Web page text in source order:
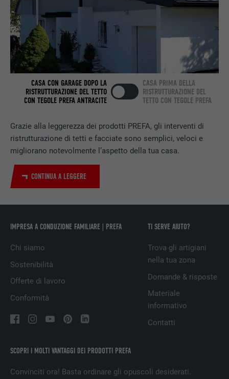
Grazie alla leggerezza dei prodotti PREFA, gli interventi di
ristrutturazione di tetti e facciate sono semplici, veloci e
migliorano notevolmente l’aspetto della tua casa.
CONTINUA A LEGGERE
CASA CON GARAGE DOPO LA
RISTRUTTURAZIONE DEL TETTO
CON TEGOLE PREFA ANTRACITE
CASA PRIMA DELLA
RISTRUTTURAZIONE DEL
TETTO CON TEGOLE PREFA
SCOPRI I MOLTI VANTAGGI DEI PRODOTTI PREFA
Convinciti ora! Basta ordinare gli opuscoli desiderati.
IMPRESA A CONDUZIONE FAMILIARE | PREFA
Chi siamo
Sostenibilità
Offerte di lavoro
Conformità
TI SERVE AIUTO?
Trova gli artigiani
nella tua zona
Domande & risposte
Materiale
informativo
Contatti
NOME bscookie
PROVIDER LinkedIn
DECORSO 2 anni
SCOPO
Utilizzato dal servizio di social network
LinkedIn per il tracking dell’utilizzo di
NOME UserMatchHistory
PROVIDER LinkedIn
diversi siti web, per visualizzare annunci
Utilizzato dal servizio di social network
LinkedIn per il tracking dell’utilizzo di